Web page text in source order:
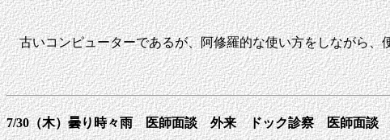
古いコンピューターであるが、阿修羅的な使い方をしながら、
7/30（木）曇り時々雨 医師面談 外来 ドック診察 医師面